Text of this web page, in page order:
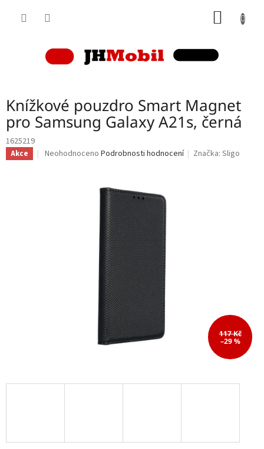
Knížkové pouzdro Smart Magnet
pro Samsung Galaxy A21s, černá
1625219
Akce
Průměrné
Neohodnoceno Podrobnosti hodnocení Značka:Sligo
117 Kč
–29 %